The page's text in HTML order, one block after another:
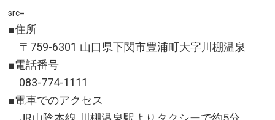
src=
■住所
〒759-6301 山口県下関市豊浦町大字川棚温泉
■電話番号
083-774-1111
■電車でのアクセス